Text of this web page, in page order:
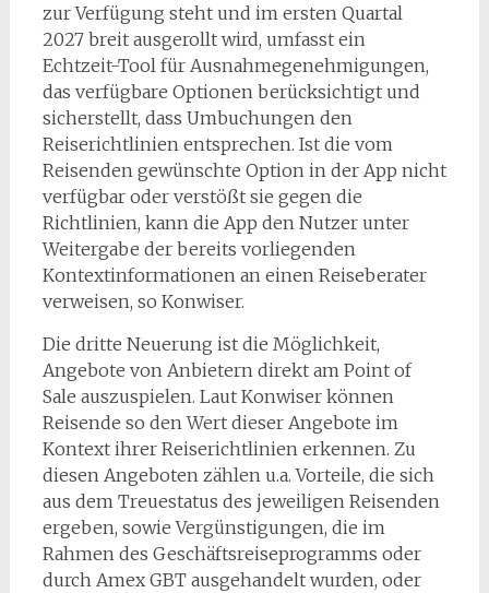
zur Verfügung steht und im ersten Quartal
2027 breit ausgerollt wird, umfasst ein
Echtzeit-Tool für Ausnahmegenehmigungen,
das verfügbare Optionen berücksichtigt und
sicherstellt, dass Umbuchungen den
Reiserichtlinien entsprechen. Ist die vom
Reisenden gewünschte Option in der App nicht
verfügbar oder verstößt sie gegen die
Richtlinien, kann die App den Nutzer unter
Weitergabe der bereits vorliegenden
Kontextinformationen an einen Reiseberater
verweisen, so Konwiser.
Die dritte Neuerung ist die Möglichkeit,
Angebote von Anbietern direkt am Point of
Sale auszuspielen. Laut Konwiser können
Reisende so den Wert dieser Angebote im
Kontext ihrer Reiserichtlinien erkennen. Zu
diesen Angeboten zählen u.a. Vorteile, die sich
aus dem Treuestatus des jeweiligen Reisenden
ergeben, sowie Vergünstigungen, die im
Rahmen des Geschäftsreiseprogramms oder
durch Amex GBT ausgehandelt wurden, oder